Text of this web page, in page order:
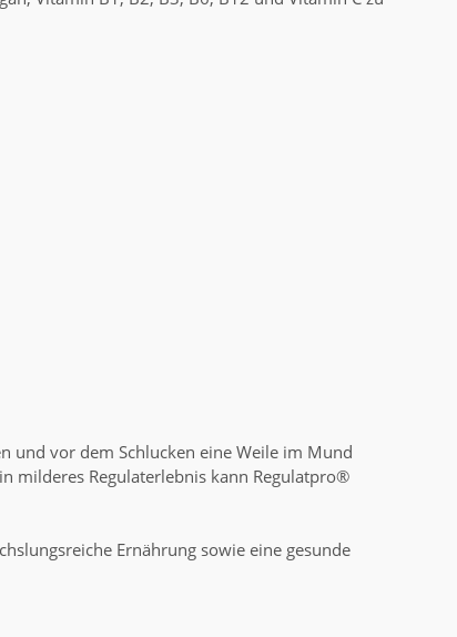
und vor dem Schlucken eine Weile im Mund
milderes Regulaterlebnis kann Regulatpro®
Ernährung sowie eine gesunde